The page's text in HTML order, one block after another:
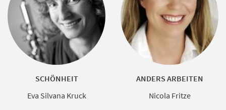
SCHÖNHEIT
Eva Silvana Kruck
ANDERS ARBEITEN
Nicola Fritze